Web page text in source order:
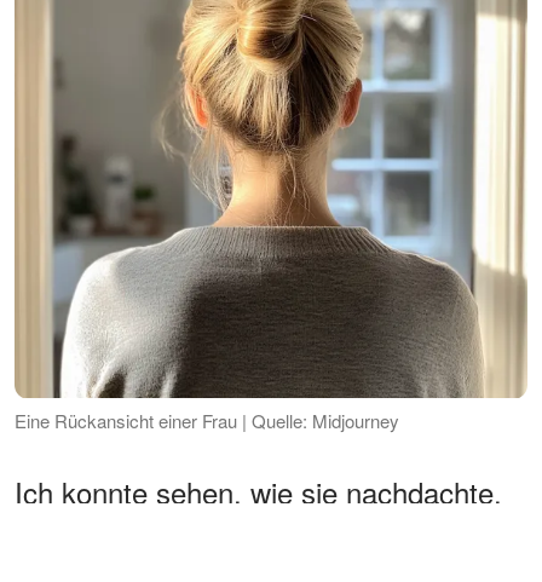
Eine Rückansicht einer Frau | Quelle: Midjourney
Ich konnte sehen, wie sie nachdachte.